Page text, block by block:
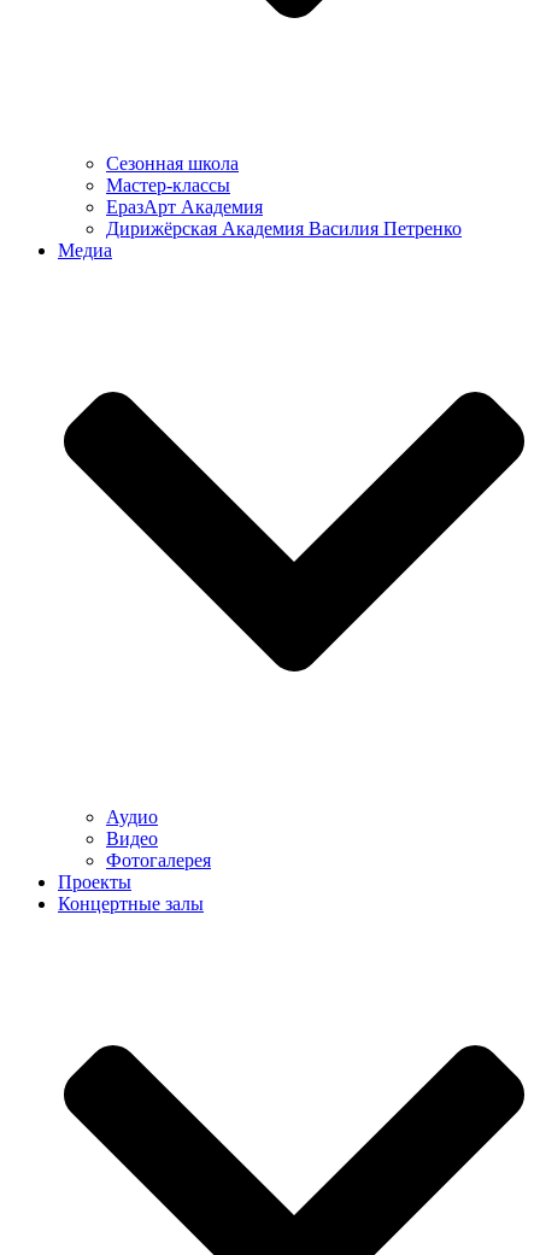
Сезонная школа
Мастер-классы
ЕразАрт Академия
Дирижёрская Академия Василия Петренко
Медиа
Аудио
Видео
Фотогалерея
Проекты
Концертные залы